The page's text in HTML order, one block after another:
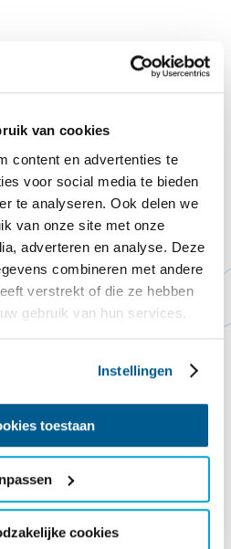
van cookies
content en advertenties te
voor social media te bieden
te analyseren. Ook delen we
van onze site met onze
adverteren en analyse. Deze
combineren met andere
verstrekt of die ze hebben
gebruik van hun services.
Instellingen
toestaan
cookies
auf das Commandeurshuis?!
Dachziegel sind abgenutzt und eine
gänzlich.
Loosdrecht